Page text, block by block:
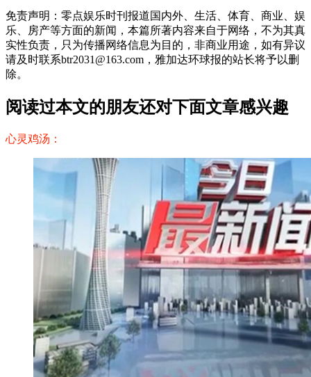
免责声明：零点娱乐时刊报道国内外、生活、体育、商业、娱
乐、房产等方面的新闻，本篇所著内容来自于网络，不为其真
实性负责，只为传播网络信息为目的，非商业用途，如有异议
请及时联系btr2031@163.com，雅加达环球报的站长将予以删
除。
阅读过本文的朋友还对下面文章感兴趣
心灵鸡汤：